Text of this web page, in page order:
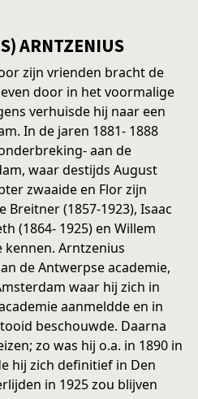
ARNTZENIUS
zijn vrienden bracht de
door in het voormalige
verhuisde hij naar een
In de jaren 1881- 1888
aan de
waar destijds August
zwaaide en Flor zijn
(1857-1923), Isaac
(1864- 1925) en Willem
kennen. Arntzenius
de Antwerpse academie,
waar hij zich in
aanmeldde en in
beschouwde. Daarna
zo was hij o.a. in 1890 in
hij zich definitief in Den
in 1925 zou blijven